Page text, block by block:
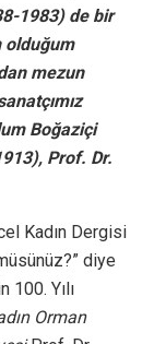
1983) de bir
olduğum
mezun
Boğaziçi
Prof. Dr.
Kadın Dergisi
diye
100. Yılı
Orman